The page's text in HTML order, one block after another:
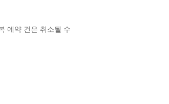
예약 건은 취소될 수